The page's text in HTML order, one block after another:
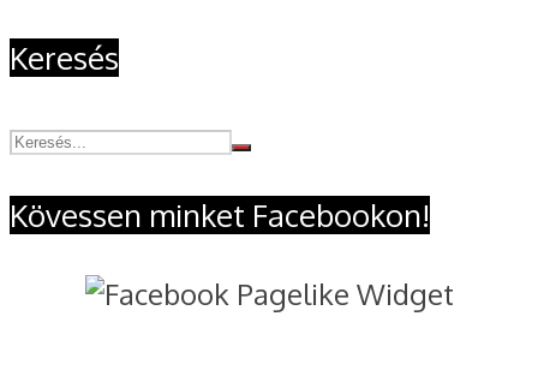
Keresés
Kövessen minket Facebookon!